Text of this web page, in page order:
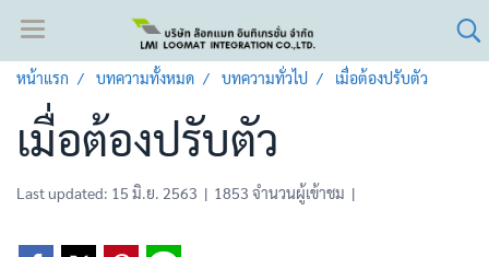
หน้าแรก บทความทั้งหมด บทความทั่วไป เมื่อต้องปรับตัว
เมื่อต้องปรับตัว
Last updated: 15 มิ.ย. 2563 | 1853 จำนวนผู้เข้าชม |